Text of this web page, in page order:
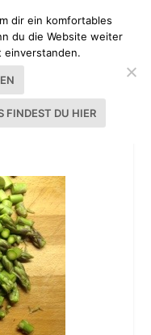
dir ein komfortables
du die Website weiter
einverstanden.
FINDEST DU HIER